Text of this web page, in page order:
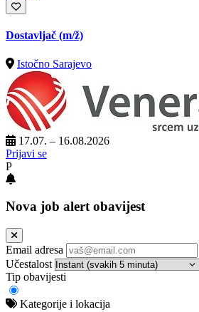
Dostavljač (m/ž)
Istočno Sarajevo
17.07. – 16.08.2026
Prijavi se
P
Nova job alert obavijest
Email adresa
Učestalost
Tip obavijesti
Kategorije i lokacija